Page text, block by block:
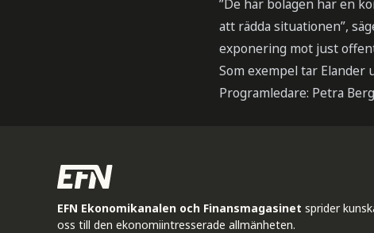
”De här bolagen har en
att rädda situationen”,
exponering mot just
Som exempel tar Elander
Programledare: Petra
EFN Ekonomikanalen och Finansmagasinet sprider
oss till den ekonomiintresserade allmänheten.